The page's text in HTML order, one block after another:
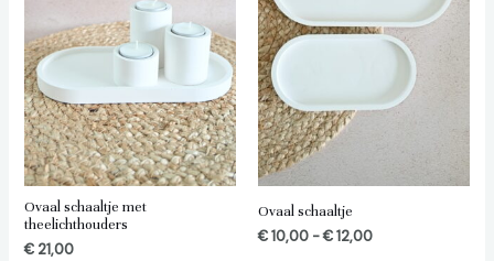
Ovaal schaaltje met
theelichthouders
€21,00
Ovaal schaaltje
€10,00 -€12,00